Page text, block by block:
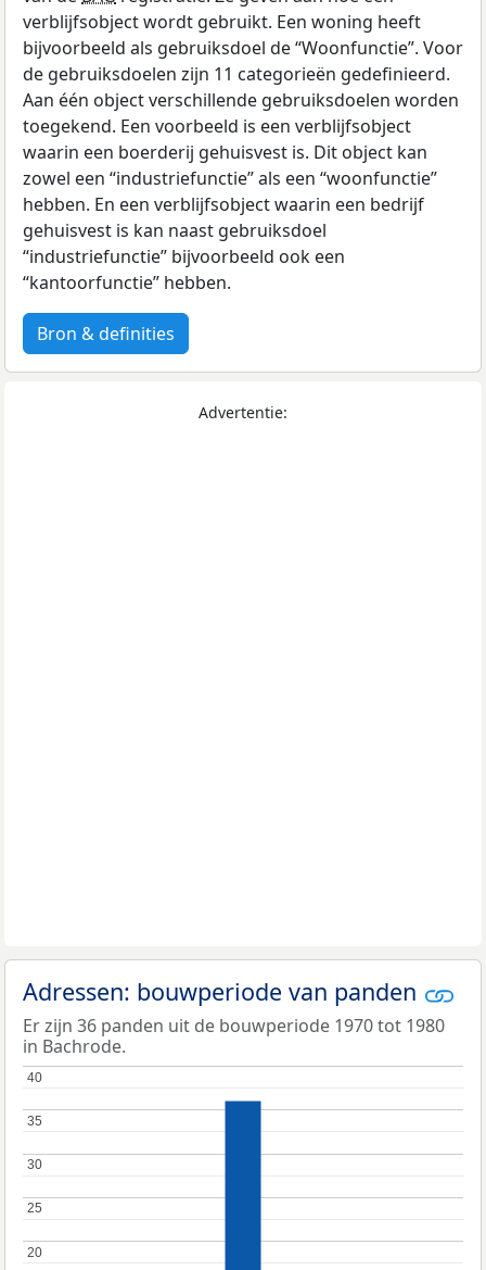
verblijfsobject wordt gebruikt. Een woning heeft
bijvoorbeeld als gebruiksdoel de “Woonfunctie”. Voor
de gebruiksdoelen zijn 11 categorieën gedefinieerd.
Aan één object verschillende gebruiksdoelen worden
toegekend. Een voorbeeld is een verblijfsobject
waarin een boerderij gehuisvest is. Dit object kan
zowel een “industriefunctie” als een “woonfunctie”
hebben. En een verblijfsobject waarin een bedrijf
gehuisvest is kan naast gebruiksdoel
“industriefunctie” bijvoorbeeld ook een
“kantoorfunctie” hebben.
Bron & definities
Advertentie:
Adressen: bouwperiode van panden
Er zijn 36 panden uit de bouwperiode 1970 tot 1980
in Bachrode.
20
20
25
25
30
30
35
35
40
40